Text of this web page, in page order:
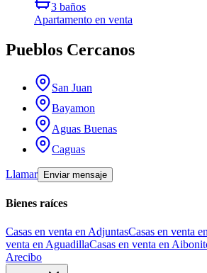
3 baños
Apartamento en venta
Pueblos Cercanos
San Juan
Bayamon
Aguas Buenas
Caguas
Llamar Enviar mensaje
Bienes raíces
Casas en venta en AdjuntasCasas en venta
venta en AguadillaCasas en venta en
Arecibo